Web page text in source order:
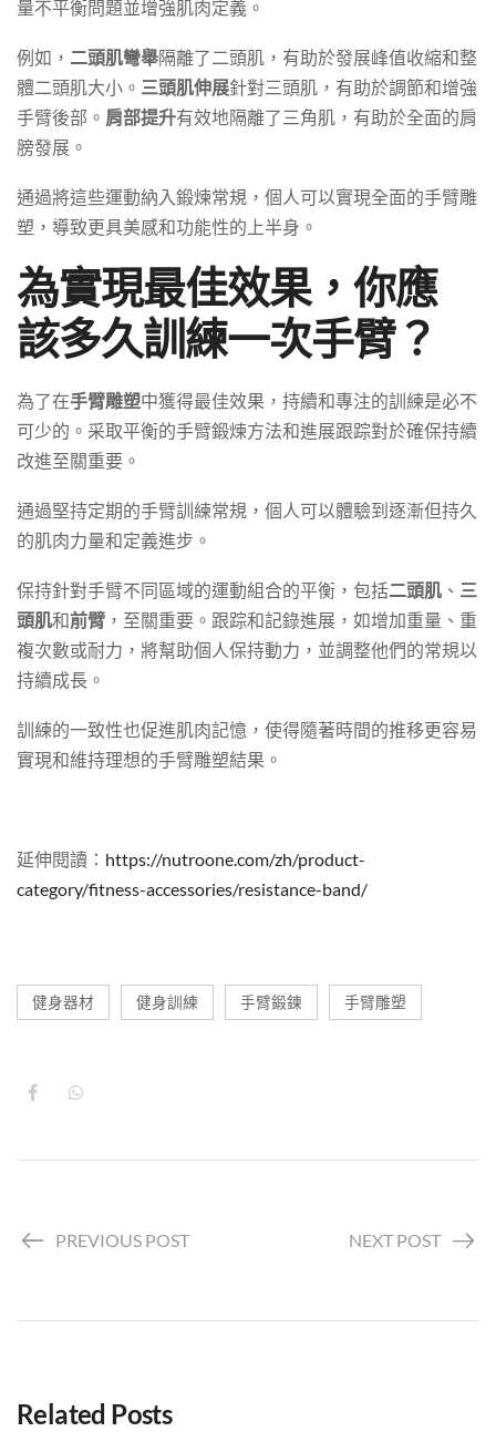
量不平衡問題並增強肌肉定義。
例如， 二頭肌彎舉隔離了二頭肌，有助於發展峰值收縮和整
體二頭肌大小。 三頭肌伸展針對三頭肌，有助於調節和增強
手臂後部。 肩部提升有效地隔離了三角肌，有助於全面的肩
膀發展。
通過將這些運動納入鍛煉常規，個人可以實現全面的手臂雕
塑，導致更具美感和功能性的上半身。
為實現最佳效果，你應
該多久訓練一次手臂？
為了在手臂雕塑中獲得最佳效果，持續和專注的訓練是必不
可少的。采取平衡的手臂鍛煉方法和進展跟踪對於確保持續
改進至關重要。
通過堅持定期的手臂訓練常規，個人可以體驗到逐漸但持久
的肌肉力量和定義進步。
保持針對手臂不同區域的運動組合的平衡，包括二頭肌 、 三
頭肌和前臂 ，至關重要。跟踪和記錄進展，如增加重量、重
複次數或耐力，將幫助個人保持動力，並調整他們的常規以
持續成長。
訓練的一致性也促進肌肉記憶，使得隨著時間的推移更容易
實現和維持理想的手臂雕塑結果。
延伸閱讀： https://nutroone.com/zh/product-
category/fitness-accessories/resistance-band/
健身器材 健身訓練 手臂鍛鍊 手臂雕塑
PREVIOUS POST NEXT POST
Related Posts